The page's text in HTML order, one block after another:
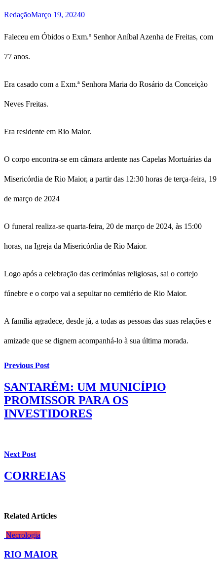
RedaçãoMarço 19, 20240
Faleceu em Óbidos o Exm.º Senhor Aníbal Azenha de Freitas, com
77 anos.
Era casado com a Exm.ª Senhora Maria do Rosário da Conceição
Neves Freitas.
Era residente em Rio Maior.
O corpo encontra-se em câmara ardente nas Capelas Mortuárias da
Misericórdia de Rio Maior, a partir das 12:30 horas de terça-feira, 19
de março de 2024
O funeral realiza-se quarta-feira, 20 de março de 2024, às 15:00
horas, na Igreja da Misericórdia de Rio Maior.
Logo após a celebração das cerimónias religiosas, sai o cortejo
fúnebre e o corpo vai a sepultar no cemitério de Rio Maior.
A família agradece, desde já, a todas as pessoas das suas relações e
amizade que se dignem acompanhá-lo à sua última morada.
Previous Post
SANTARÉM: UM MUNICÍPIO
PROMISSOR PARA OS
INVESTIDORES
Next Post
CORREIAS
Related Articles
Necrologia
RIO MAIOR